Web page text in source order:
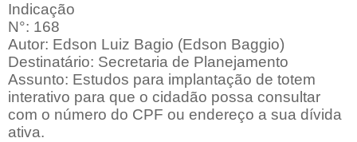
Indicação
N°: 168
Autor: Edson Luiz Bagio (Edson Baggio)
Destinatário: Secretaria de Planejamento
Assunto: Estudos para implantação de totem
interativo para que o cidadão possa consultar
com o número do CPF ou endereço a sua dívida
ativa.